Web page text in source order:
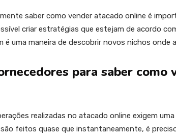
saber como vender atacado online é
criar estratégias que estejam de acordo
é uma maneira de descobrir novos nichos onde
para saber como
realizadas no atacado online exigem
feitos quase que instantaneamente, é